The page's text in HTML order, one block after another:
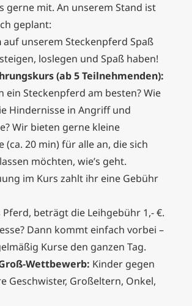
gerne mit. An unserem Stand ist
geplant:
auf unserem Steckenpferd Spaß
loslegen und Spaß haben!
(ab 5 Teilnehmenden):
ein Steckenpferd am besten? Wie
Hindernisse in Angriff und
Wir bieten gerne kleine
(ca. 20 min) für alle an, die sich
möchten, wie’s geht.
im Kurs zahlt ihr eine Gebühr
Pferd, beträgt die Leihgebühr 1,- €.
Dann kommt einfach vorbei –
Kurse den ganzen Tag.
Wettbewerb: Kinder gegen
Geschwister, Großeltern, Onkel,